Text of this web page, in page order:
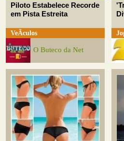
Piloto Estabelece Recorde
em Pista Estreita
VeÃ­culos
O Buteco da Net